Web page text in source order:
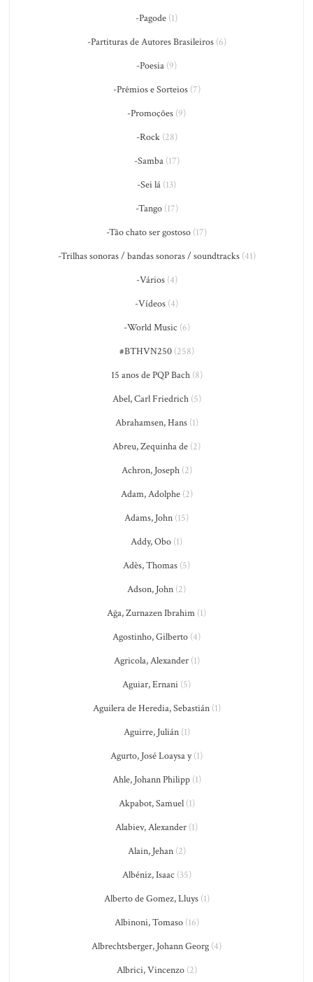
-Pagode (1)
-Partituras de Autores Brasileiros(6)
-Poesia (9)
-Prêmios e Sorteios(7)
-Promoções (9)
-Rock(28)
-Samba(17)
-Sei lá (13)
-Tango(17)
-Tão chato ser gostoso (17)
-Trilhas sonoras / bandas sonoras / soundtracks(41)
-Vários(4)
-Vídeos (4)
-World Music (6)
#BTHVN250(258)
15 anos de PQP Bach(8)
Abel, Carl Friedrich(5)
Abrahamsen, Hans(1)
Abreu, Zequinha de (2)
Achron, Joseph(2)
Adam, Adolphe(2)
Adams, John (15)
Addy, Obo (1)
Adès, Thomas (5)
Adson, John (2)
Ağa, Zurnazen Ibrahim (1)
Agostinho, Gilberto (4)
Agricola, Alexander(1)
Aguiar, Ernani (5)
Aguilera de Heredia, Sebastián(1)
Aguirre, Julián(1)
Agurto, José Loaysa y(1)
Ahle, Johann Philipp(1)
Akpabot, Samuel(1)
Alabiev, Alexander (1)
Alain, Jehan(2)
Albéniz, Isaac (35)
Alberto de Gomez, Lluys(1)
Albinoni, Tomaso(16)
Albrechtsberger, Johann Georg (4)
Albrici, Vincenzo(2)